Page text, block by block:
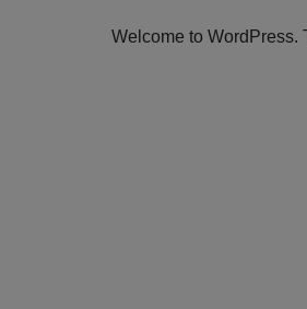
Welcome to WordPress.